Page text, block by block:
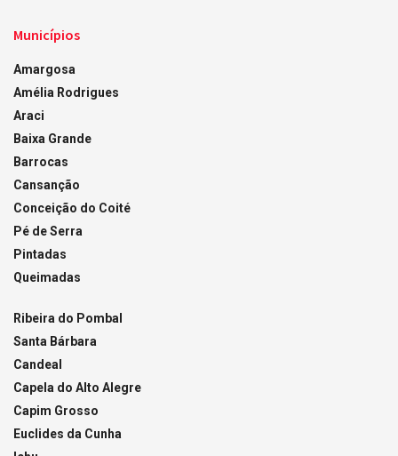
Municípios
Amargosa
Amélia Rodrigues
Araci
Baixa Grande
Barrocas
Cansanção
Conceição do Coité
Pé de Serra
Pintadas
Queimadas
Ribeira do Pombal
Santa Bárbara
Candeal
Capela do Alto Alegre
Capim Grosso
Euclides da Cunha